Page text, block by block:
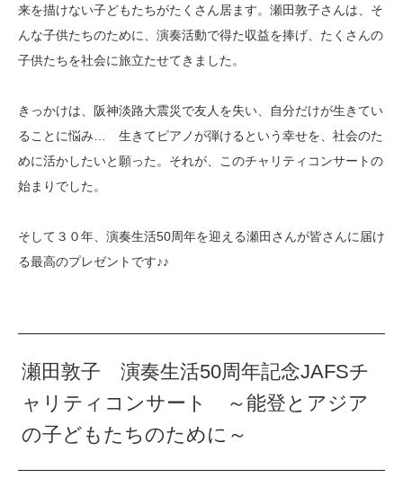
来を描けない子どもたちがたくさん居ます。瀬田敦子さんは、そ
んな子供たちのために、演奏活動で得た収益を捧げ、たくさんの
子供たちを社会に旅立たせてきました。
きっかけは、阪神淡路大震災で友人を失い、自分だけが生きてい
ることに悩み… 生きてピアノが弾けるという幸せを、社会のた
めに活かしたいと願った。それが、このチャリティコンサートの
始まりでした。
そして３０年、演奏生活50周年を迎える瀬田さんが皆さんに届け
る最高のプレゼントです♪♪
瀬田敦子 演奏生活50周年記念JAFSチ
ャリティコンサート ～能登とアジア
の子どもたちのために～